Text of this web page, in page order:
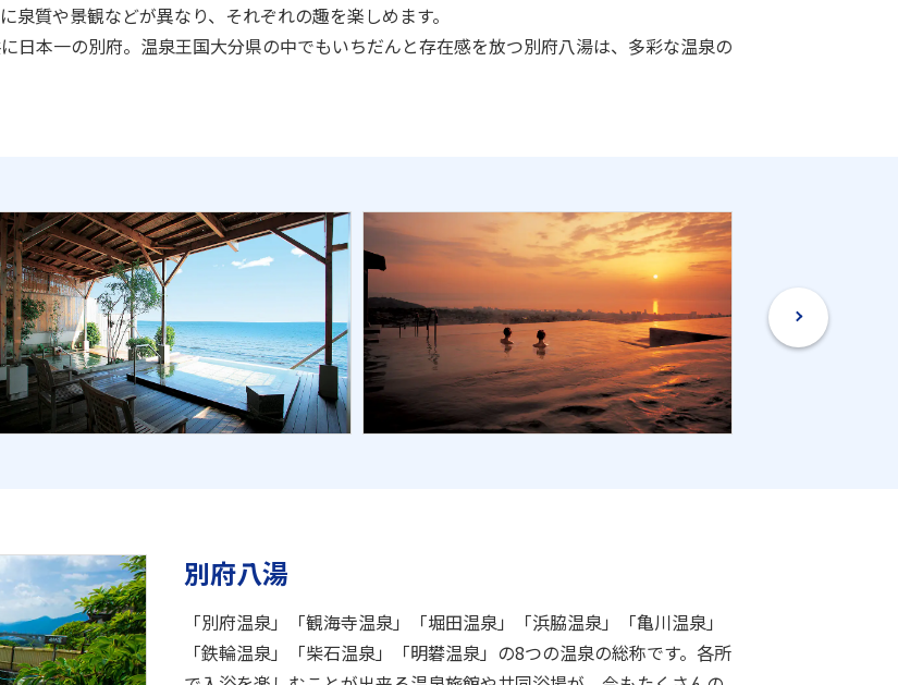
質や景観などが異なり、それぞれの趣を楽しめます。
日本一の別府。温泉王国大分県の中でもいちだんと存在感を放つ別府八湯は、多彩な温泉の
別府八湯
「別府温泉」「観海寺温泉」「堀田温泉」「浜脇温泉」「亀川温泉」
「鉄輪温泉」「柴石温泉」「明礬温泉」の8つの温泉の総称です。各所